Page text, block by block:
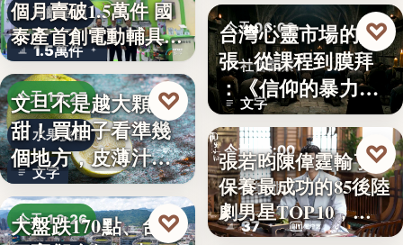
高齡金融
1.5萬件
個月賣破1.5萬件 國
泰產首創電動輔具…
今天 18:27
水果挑選
文字
文旦不是越大顆越
甜！買柚子看準幾
個地方，皮薄汁多
不踩雷
♡
今天 18:26
大盤跌170點、台塑
♡
今天 06:00
社會觀察
文字
台灣心靈市場的擴
張─從課程到膜拜
：《信仰的暴力》
選摘（3…
♡
今天 06:00
娛樂排行
37
張若昀陳偉霆輸了！
保養最成功的85後陸
劇男星TOP10，…
♡